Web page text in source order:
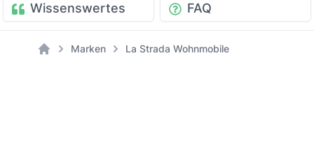
Wissenswertes FAQ
Marken La Strada Wohnmobile